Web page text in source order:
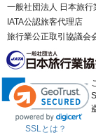
一般社団法人 日本旅行
IATA公認旅客代理店
旅行業公正取引協議会
SSLとは？